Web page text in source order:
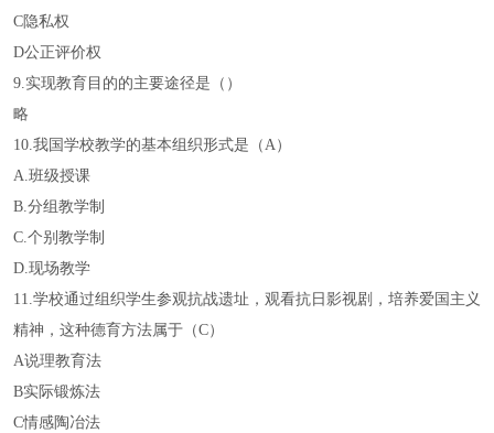
C隐私权
D公正评价权
9.实现教育目的的主要途径是（）
略
10.我国学校教学的基本组织形式是（A）
A.班级授课
B.分组教学制
C.个别教学制
D.现场教学
11.学校通过组织学生参观抗战遗址，观看抗日影视剧，培养爱国主义
精神，这种德育方法属于（C）
A说理教育法
B实际锻炼法
C情感陶冶法